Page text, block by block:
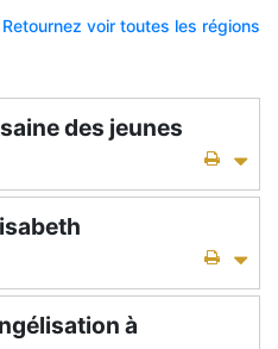
Retournez voir toutes les régions
des jeunes
à